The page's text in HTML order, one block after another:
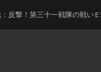
一戦隊の戦い E1 第三十一戦